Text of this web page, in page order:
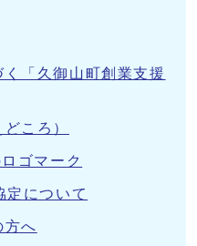
「久御山町創業支援
ころ）
ゴマーク
定について
方へ